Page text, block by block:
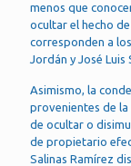
menos que
ocultar el hecho
corresponden a
Jordán y José Luis
Asimismo, la
provenientes de
de ocultar o
de propietario
Salinas Ramírez